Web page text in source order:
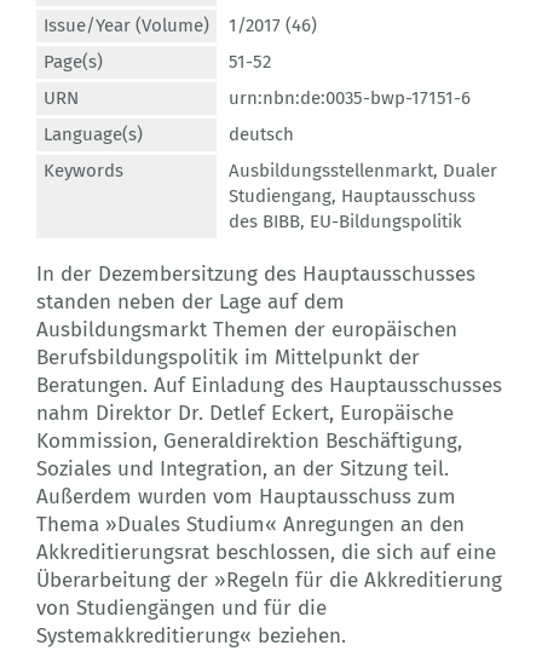
Issue/Year (Volume)
1/2017 (46)
Page(s)
51-52
URN
urn:nbn:de:0035-bwp-17151-6
Language(s)
deutsch
Keywords
Ausbildungsstellenmarkt, Dualer
Studiengang, Hauptausschuss
des BIBB, EU-Bildungspolitik
In der Dezembersitzung des Hauptausschusses
standen neben der Lage auf dem
Ausbildungsmarkt Themen der europäischen
Berufsbildungspolitik im Mittelpunkt der
Beratungen. Auf Einladung des Hauptausschusses
nahm Direktor Dr. Detlef Eckert, Europäische
Kommission, Generaldirektion Beschäftigung,
Soziales und Integration, an der Sitzung teil.
Außerdem wurden vom Hauptausschuss zum
Thema »Duales Studium« Anregungen an den
Akkreditierungsrat beschlossen, die sich auf eine
Überarbeitung der »Regeln für die Akkreditierung
von Studiengängen und für die
Systemakkreditierung« beziehen.